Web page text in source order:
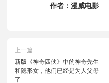
作者： 漫威电影
上一篇
新版《神奇四侠》中的神奇先生
和隐形女，他们已经是为人父母
了